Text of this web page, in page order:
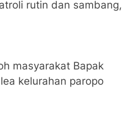
rutin dan sambang,
masyarakat Bapak
kelurahan paropo